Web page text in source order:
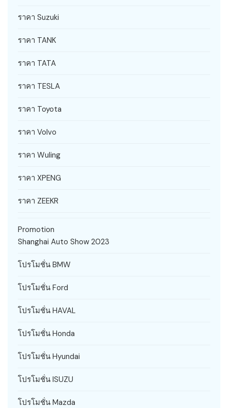
ราคา Suzuki
ราคา TANK
ราคา TATA
ราคา TESLA
ราคา Toyota
ราคา Volvo
ราคา Wuling
ราคา XPENG
ราคา ZEEKR
Promotion
Shanghai Auto Show 2023
โปรโมชั่น BMW
โปรโมชั่น Ford
โปรโมชั่น HAVAL
โปรโมชั่น Honda
โปรโมชั่น Hyundai
โปรโมชั่น ISUZU
โปรโมชั่น Mazda